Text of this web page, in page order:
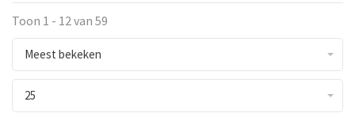
Toon 1 - 12 van 59
Meest bekeken
25